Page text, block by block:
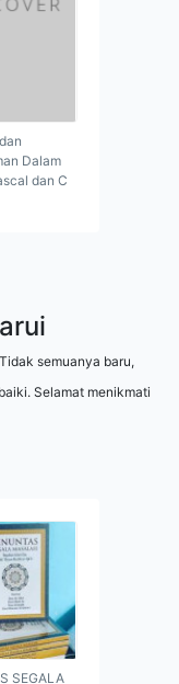
Dalam
dan C
semuanya baru,
Selamat menikmati
SEGALA